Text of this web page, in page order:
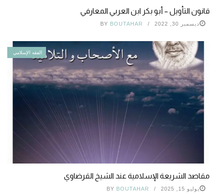
قانون التأويل – أبو بكر ابن العربي المعارفي
ديسمبر 30, 2022 BY BOUTAHAR
الفقه الإسلامي
مقاصد الشريعة الإسلامية عند الشيخ القرضاوي
يوليو 15, 2025 BY BOUTAHAR